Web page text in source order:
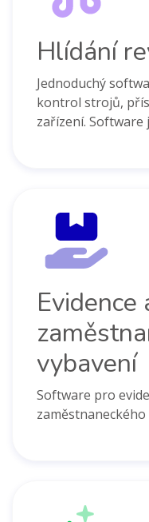
Hlídání
Jednoduchý
kontrol strojů,
zařízení. Software
Evidence
vybavení
Software pro
zaměstnaneckého